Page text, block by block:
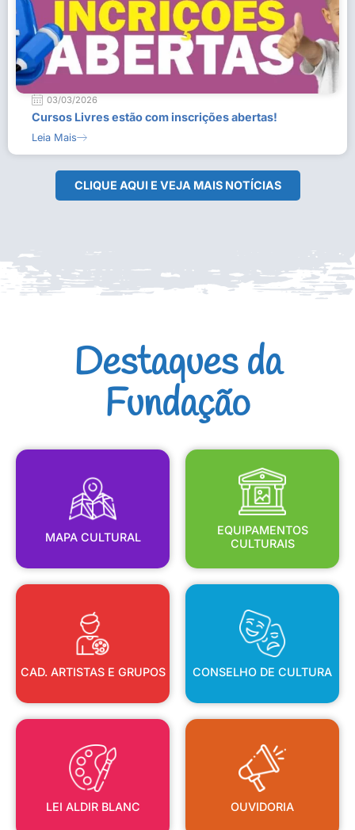
03/03/2026
Cursos Livres estão com inscrições abertas!
Leia Mais
CLIQUE AQUI E VEJA MAIS NOTÍCIAS
Destaques da
Fundação
MAPA CULTURAL
MAPA CULTURAL
EQUIPAMENTOS
CULTURAIS
EQUIPAMENTOS
CULTURAIS
CAD. ARTISTAS E GRUPOS
CAD. ARTISTAS E GRUPOS
CONSELHO DE CULTURA
CONSELHO DE CULTURA
LEI ALDIR BLANC
LEI ALDIR BLANC
OUVIDORIA
OUVIDORIA